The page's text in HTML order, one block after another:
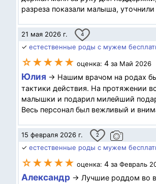
разреза показали малыша,
21 мая 2026 г. 4
✓ естественные роды с мужем
☆★★★★ оценка: 4 за Май 2026
Юлия → Нашим врачом на родах
тактики действия. На протяжении
малышки и подарил милейший
Весь персонал был вежливый и
15 февраля 2026 г. 2
✓ естественные роды с мужем
☆★★★★ оценка: 4 за Февраль
Александр → Лучшие роддом во